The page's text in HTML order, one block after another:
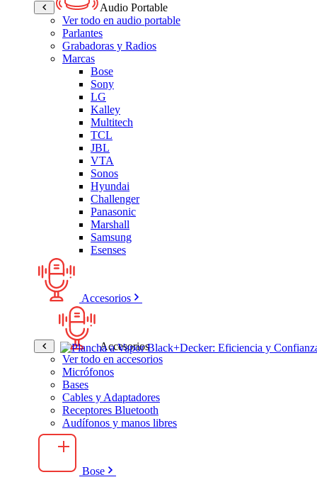
Audio Portable
Ver todo en audio portable
Parlantes
Grabadoras y Radios
Marcas
Bose
Sony
LG
Kalley
Multitech
TCL
JBL
VTA
Sonos
Hyundai
Challenger
Panasonic
Marshall
Samsung
Esenses
Accesorios
Accesorios
Ver todo en accesorios
Micrófonos
Bases
Cables y Adaptadores
Receptores Bluetooth
Audífonos y manos libres
Bose